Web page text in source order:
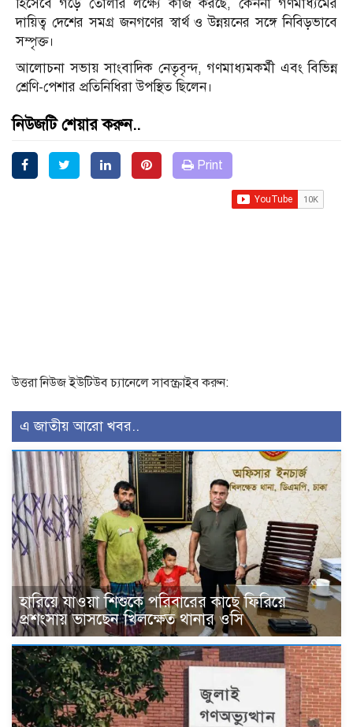
হিসেবে গড়ে তোলার লক্ষ্যে কাজ করছে, কেননা গণমাধ্যমের
দায়িত্ব দেশের সমগ্র জনগণের স্বার্থ ও উন্নয়নের সঙ্গে নিবিড়ভাবে
সম্পৃক্ত।
আলোচনা সভায় সাংবাদিক নেতৃবৃন্দ, গণমাধ্যমকর্মী এবং বিভিন্ন
শ্রেণি-পেশার প্রতিনিধিরা উপস্থিত ছিলেন।
নিউজটি শেয়ার করুন..
Print
উত্তরা নিউজ ইউটিউব চ্যানেলে সাবস্ক্রাইব করুন:
এ জাতীয় আরো খবর..
হারিয়ে যাওয়া শিশুকে পরিবারের কাছে ফিরিয়ে
প্রশংসায় ভাসছেন খিলক্ষেত থানার ওসি